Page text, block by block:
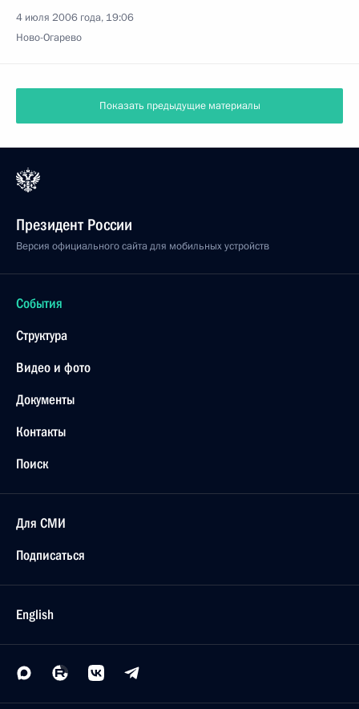
4 июля 2006 года, 19:06
Ново-Огарево
Показать предыдущие материалы
Президент России
Версия официального сайта для мобильных устройств
События
Структура
Видео и фото
Документы
Контакты
Поиск
Для СМИ
Подписаться
English